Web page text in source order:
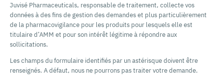
Juvisé Pharmaceuticals, responsable de traitement, collecte vos
données à des fins de gestion des demandes et plus particulièrement
de la pharmacovigilance pour les produits pour lesquels elle est
titulaire d’AMM et pour son intérêt légitime à répondre aux
sollicitations.
Les champs du formulaire identifiés par un astérisque doivent être
renseignés. A défaut, nous ne pourrons pas traiter votre demande.